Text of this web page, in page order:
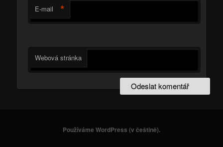
E-mail *
Webová stránka
Používáme WordPress (v češtině).